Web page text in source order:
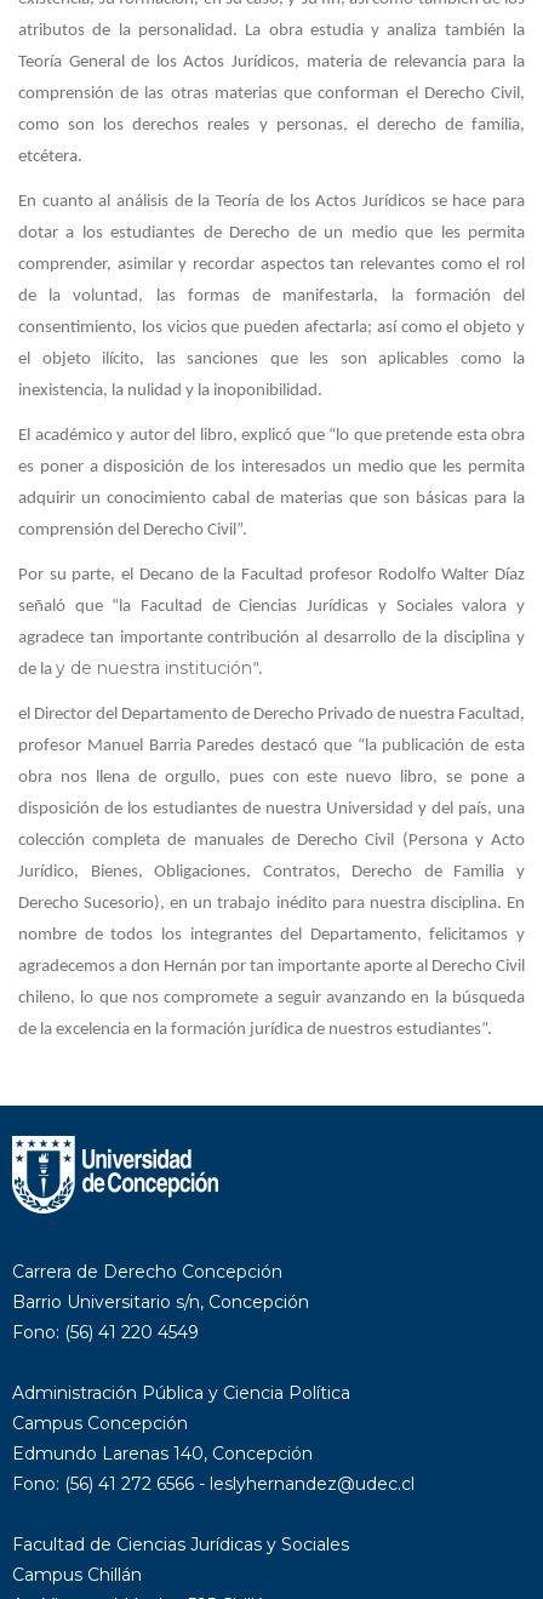
atributos de la personalidad. La obra estudia y analiza también la
Teoría General de los Actos Jurídicos, materia de relevancia para la
comprensión de las otras materias que conforman el Derecho Civil,
como son los derechos reales y personas, el derecho de familia,
etcétera.
En cuanto al análisis de la Teoría de los Actos Jurídicos se hace para
dotar a los estudiantes de Derecho de un medio que les permita
comprender, asimilar y recordar aspectos tan relevantes como el rol
de la voluntad, las formas de manifestarla, la formación del
consentimiento, los vicios que pueden afectarla; así como el objeto y
el objeto ilícito, las sanciones que les son aplicables como la
inexistencia, la nulidad y la inoponibilidad.
El académico y autor del libro, explicó que “lo que pretende esta obra
es poner a disposición de los interesados un medio que les permita
adquirir un conocimiento cabal de materias que son básicas para la
comprensión del Derecho Civil”.
Por su parte, el Decano de la Facultad profesor Rodolfo Walter Díaz
señaló que “la Facultad de Ciencias Jurídicas y Sociales valora y
agradece tan importante contribución al desarrollo de la disciplina y
de la y de nuestra institución”.
el Director del Departamento de Derecho Privado de nuestra Facultad,
profesor Manuel Barria Paredes destacó que “la publicación de esta
obra nos llena de orgullo, pues con este nuevo libro, se pone a
disposición de los estudiantes de nuestra Universidad y del país, una
colección completa de manuales de Derecho Civil (Persona y Acto
Jurídico, Bienes, Obligaciones, Contratos, Derecho de Familia y
Derecho Sucesorio), en un trabajo inédito para nuestra disciplina. En
nombre de todos los integrantes del Departamento, felicitamos y
agradecemos a don Hernán por tan importante aporte al Derecho Civil
chileno, lo que nos compromete a seguir avanzando en la búsqueda
de la excelencia en la formación jurídica de nuestros estudiantes”.
Carrera de Derecho Concepción
Barrio Universitario s/n, Concepción
Fono: (56) 41 220 4549
Administración Pública y Ciencia Política
Campus Concepción
Edmundo Larenas 140, Concepción
Fono: (56) 41 272 6566 - leslyhernandez@udec.cl
Facultad de Ciencias Jurídicas y Sociales
Campus Chillán